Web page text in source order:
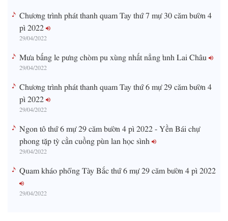
Chương trình phát thanh quam Tay thứ 7 mự 30 căm bườn 4
pì 2022
29/04/2022
Mưa bấng le pưng chòm pu xùng nhất nẳng tỉnh Lai Châu
29/04/2022
Chương trình phát thanh quam Tay thứ 6 mự 29 căm bườn 4
pì 2022
29/04/2022
Ngon tô thứ 6 mự 29 căm bườn 4 pì 2022 - Yền Bái chự
phong tặp tỳ cằn cuồng pùn lan học sình
29/04/2022
Quam kháo phổng Tày Bắc thứ 6 mự 29 căm bườn 4 pì 2022
29/04/2022